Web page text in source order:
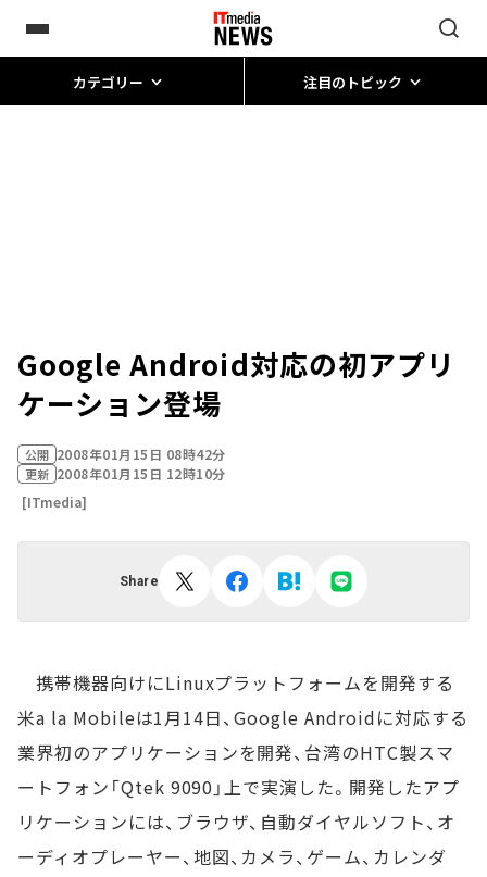
カテゴリー 注目のトピック
Google Android対応の初アプリ
ケーション登場
公開 2008年01月15日 08時42分
更新 2008年01月15日 12時10分
[ITmedia]
Share
携帯機器向けにLinuxプラットフォームを開発する
米a la Mobileは1月14日、Google Androidに対応する
業界初のアプリケーションを開発、台湾のHTC製スマ
ートフォン「Qtek 9090」上で実演した。開発したアプ
リケーションには、ブラウザ、自動ダイヤルソフト、オ
ーディオプレーヤー、地図、カメラ、ゲーム、カレンダ